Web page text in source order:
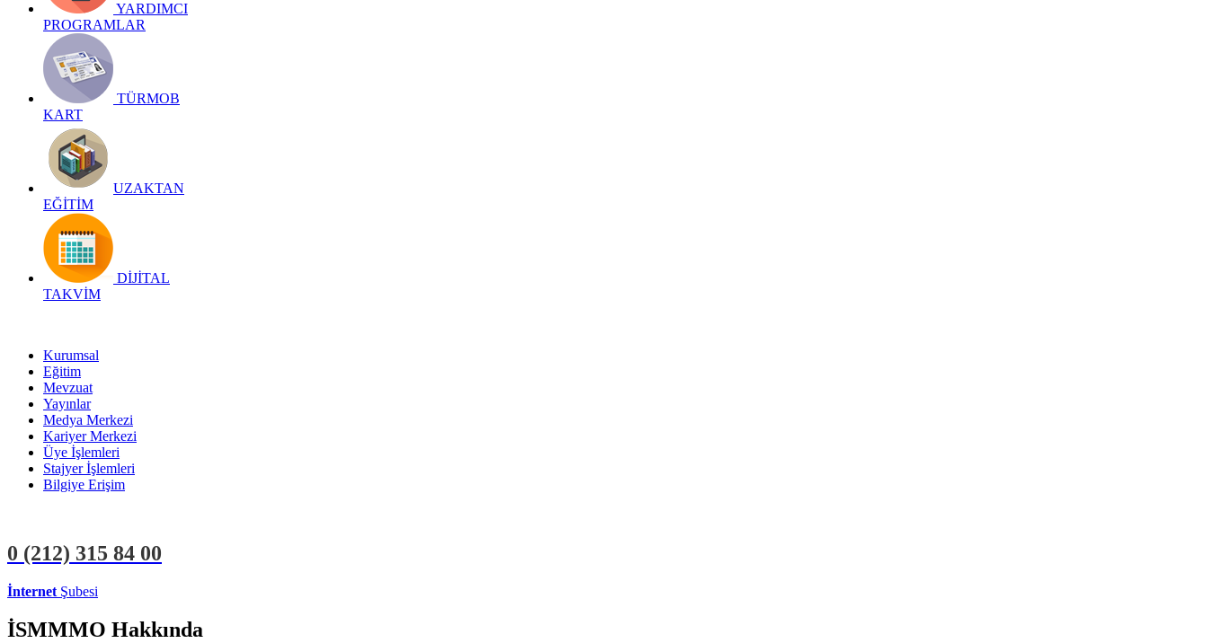
YARDIMCI
PROGRAMLAR
TÜRMOB
KART
UZAKTAN
EĞİTİM
DİJİTAL
TAKVİM
Kurumsal
Eğitim
Mevzuat
Yayınlar
Medya Merkezi
Kariyer Merkezi
Üye İşlemleri
Stajyer İşlemleri
Bilgiye Erişim
0 (212) 315 84 00
İnternet Şubesi
İSMMMO Hakkında